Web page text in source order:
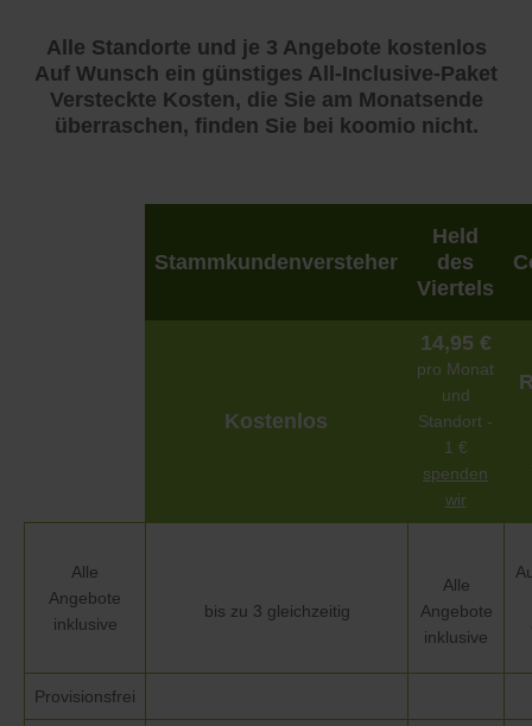
Alle Standorte und je 3 Angebote kostenlos
Auf Wunsch ein günstiges All-Inclusive-Paket
Versteckte Kosten, die Sie am Monatsende
überraschen, finden Sie bei koomio nicht.
Stammkundenversteher
Held
des
Viertels
Kostenlos
14,95 €
pro Monat
und
Standort -
1 €
spenden
wir
Alle
Angebote
inklusive
bis zu 3 gleichzeitig
Alle
Angebote
inklusive
Provisionsfrei